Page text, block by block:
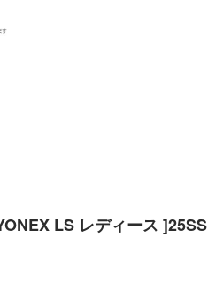
LS レディース ]25SS